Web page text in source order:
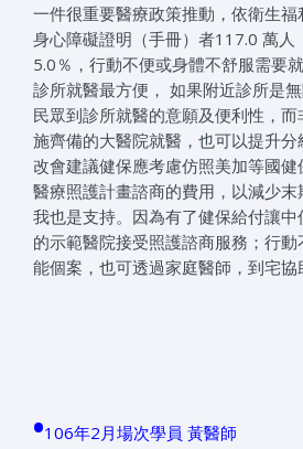
一件很重要醫療政策推動，依衛生
身心障礙證明（手冊）者117.0 萬人
5.0％，行動不便或身體不舒服需要
診所就醫最方便， 如果附近診所是
民眾到診所就醫的意願及便利性，
施齊備的大醫院就醫，也可以提升
改會建議健保應考慮仿照美加等國
醫療照護計畫諮商的費用，以減少末
我也是支持。因為有了健保給付讓
的示範醫院接受照護諮商服務；行
能個案，也可透過家庭醫師，到宅協
•106年2月場次學員 黃醫師